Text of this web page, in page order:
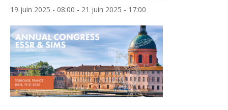
19 juin 2025 - 08:00 - 21 juin 2025 - 17:00